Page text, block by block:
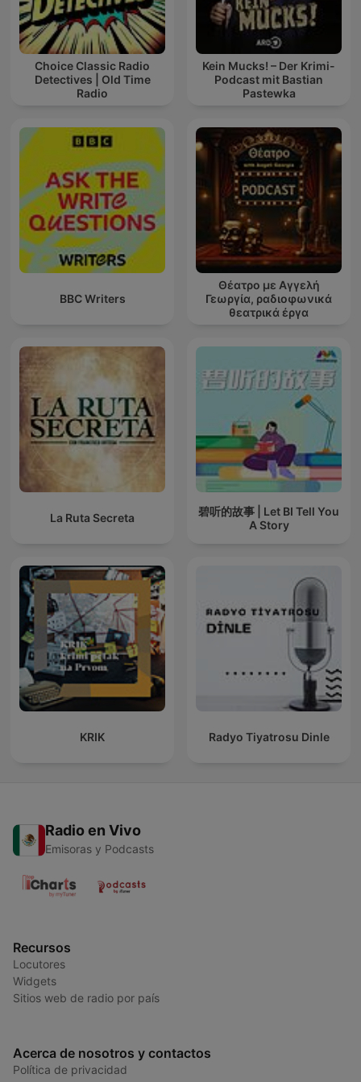
Choice Classic Radio
Detectives | Old Time
Radio
Kein Mucks! – Der Krimi-
Podcast mit Bastian
Pastewka
BBC Writers
Θέατρο με Αγγελή
Γεωργία, ραδιοφωνικά
θεατρικά έργα
La Ruta Secreta
碧听的故事 | Let BI Tell You
A Story
KRIK Radyo Tiyatrosu Dinle
Radio en Vivo
Emisoras y Podcasts
Recursos
Locutores
Widgets
Sitios web de radio por país
Acerca de nosotros y contactos
Política de privacidad